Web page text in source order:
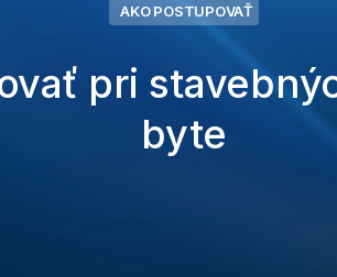
AKO POSTUPOVAŤ
pri
byte